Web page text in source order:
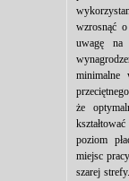
wzrosnąć
uwagę na
minimalne
że
poziom
miejsc
szarej